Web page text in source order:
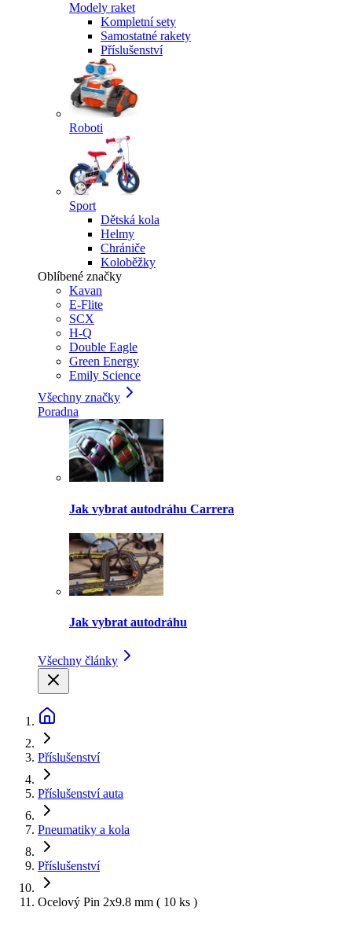
Modely raket
Kompletní sety
Samostatné rakety
Příslušenství
Roboti
Sport
Dětská kola
Helmy
Chrániče
Koloběžky
Oblíbené značky
Kavan
E-Flite
SCX
H-Q
Double Eagle
Green Energy
Emily Science
Všechny značky
Poradna
Jak vybrat autodráhu Carrera
Jak vybrat autodráhu
Všechny články
Příslušenství
Příslušenství auta
Pneumatiky a kola
Příslušenství
Ocelový Pin 2x9.8 mm ( 10 ks )